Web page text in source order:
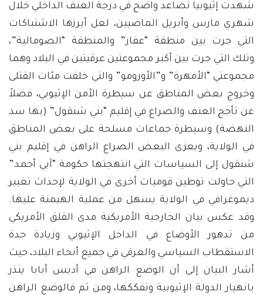
شهدت إثيوبيا تصاعد واضح في درجة العنف الداخلي خلال
شهري مارس وأبريل الماضيين، لعل أبرزها الاشتباكات
التي جرت بين منطقة “عفار” والمنطقة “الصومالية”،
وتلك التي جرت بين أكبر مجموعتين عرقيتين في البلاد وهما
مجموعتي “الأمهرة” و”الأورومو” والتي خلفت مئات القتلى
وخروج بعض المناطق عن سيطرة الأمن الإثيوبي، فضلاً
عن تأجج العنف والصراع في إقليم “بني شنقول” (بها سد
النهضة) وسيطرة جماعات مسلحة على بعض المناطق
في الولاية، ويعزى البعض الصراع الراهن في إقليم بني
شنقول إلى السياسات التي انتهجتها حكومة “آبي أحمد”
التي حاولت توطين قوميات أخرى في الولاية لإحداث تغيير
ديموغرافي في الولاية يسهل من عملية الهيمنة عليها.
وقد عكس بيان الخارجية الأمريكية مدى القلق الأمريكي
من تدهور الأوضاع في الداخل الإثيوبي وزيادة حدة
الاستقطاب السياسي والعرقي في جميع أنحاء البلاد، حيث
أشار البيان إلى أن الوضع الراهن في أديس أبابا ينذر
بانهيار الدولة الإثيوبية وتفككها، ومن ثم فالوضع الراهن